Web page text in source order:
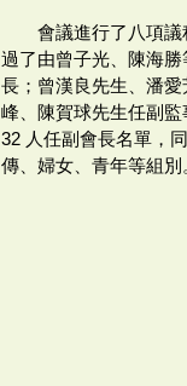
會議進行了八項
過了由曾子光、陳海
長；曾漢良先生、潘
峰、陳賀球先生任副
32 人任副會長名單，
傳、婦女、青年等組別